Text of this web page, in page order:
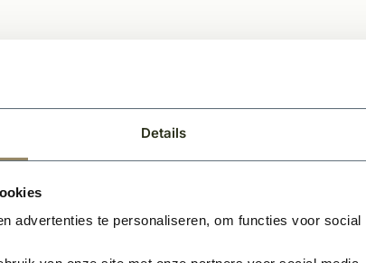
Details
advertenties te personaliseren, om functies voor